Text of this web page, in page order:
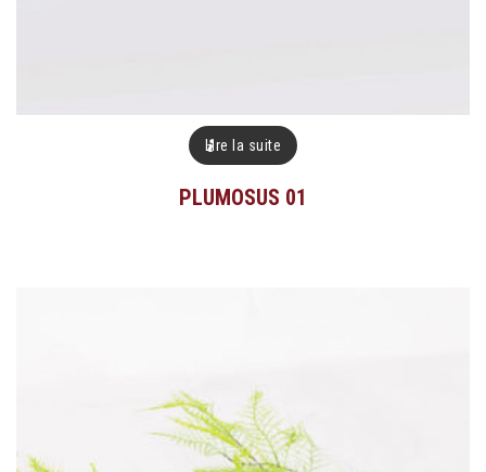
Lire la suite
PLUMOSUS 01